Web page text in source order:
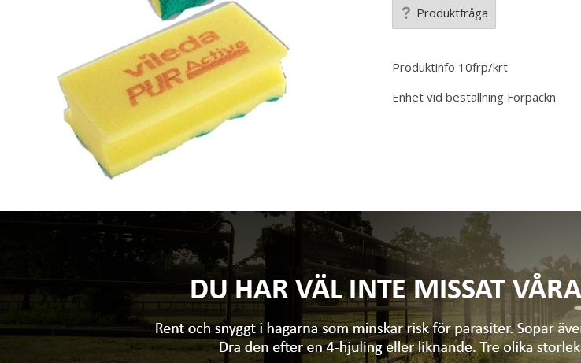
Produktfråga
Produktinfo 10frp/krt
Enhet vid beställning Förpackn